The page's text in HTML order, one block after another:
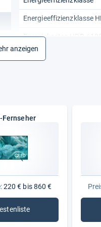
Energieeffizienzklasse
Energiekosten HDR /
Energiekosten SDR /
Display
Display-Auflösung
Display-Diagonale
Display-Diagonale
anzeigen
Fernseher
220 € bis 860 €
: 43-Zoll-Fernseher